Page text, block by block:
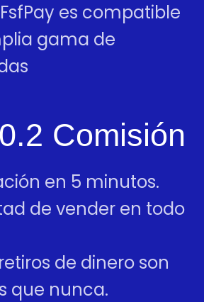
es compatible
gama de
Comisión
en 5 minutos.
de vender en todo
de dinero son
que nunca.